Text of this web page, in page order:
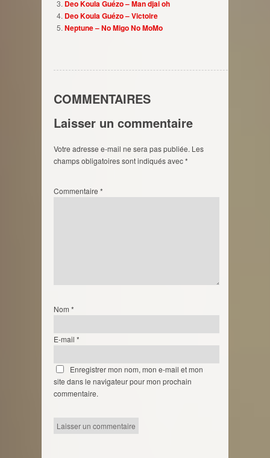
Deo Koula Guézo – Man djai oh
Deo Koula Guézo – Victoire
Neptune – No Migo No MoMo
COMMENTAIRES
Laisser un commentaire
Votre adresse e-mail ne sera pas publiée. Les
champs obligatoires sont indiqués avec*
Commentaire *
Nom *
E-mail *
Enregistrer mon nom, mon e-mail et mon
site dans le navigateur pour mon prochain
commentaire.